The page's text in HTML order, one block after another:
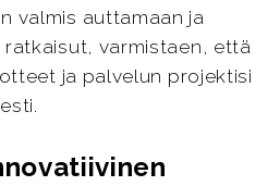
valmis auttamaan ja
varmistaen, että
ja palvelun projektisi